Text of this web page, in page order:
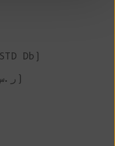
Db)
Arabie Saoudite (SAR ر.س)